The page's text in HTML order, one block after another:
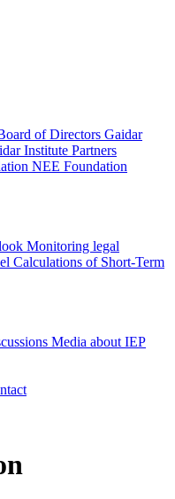
of Directors Gaidar
Institute Partners
NEE Foundation
Monitoring legal
Calculations of Short-Term
Media about IEP